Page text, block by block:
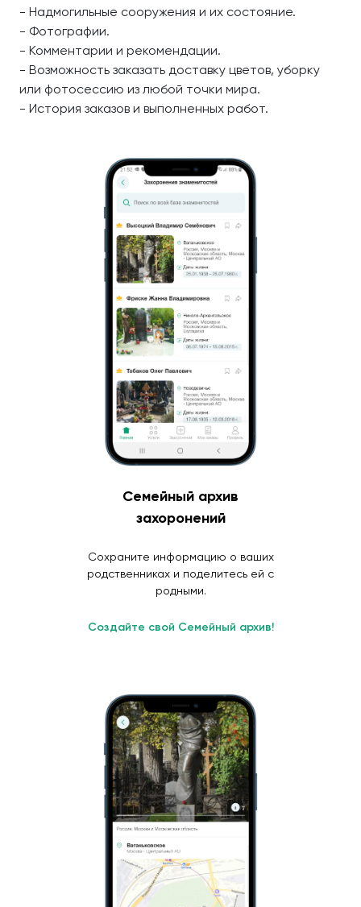
- Надмогильные сооружения и их состояние.
- Фотографии.
- Комментарии и рекомендации.
- Возможность заказать доставку цветов, уборку
или фотосессию из любой точки мира.
- История заказов и выполненных работ.
Семейный архив
захоронений
Сохраните информацию о ваших
родственниках и поделитесь ей с
родными.
Создайте свой Семейный архив!